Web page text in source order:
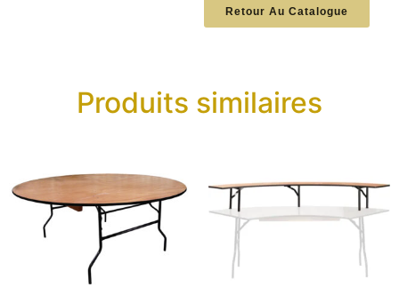
Retour Au Catalogue
Produits similaires